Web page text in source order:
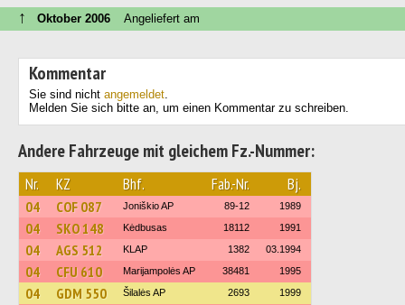
↑ Oktober 2006 Angeliefert am
Kommentar
Sie sind nicht angemeldet.
Melden Sie sich bitte an, um einen Kommentar zu schreiben.
Andere Fahrzeuge mit gleichem Fz.-Nummer:
Nr. KZ Bhf. Fab.-Nr. Bj.
04 COF 087 Joniškio AP 89-12 1989
04 SKO 148 Kėdbusas 18112 1991
04 AGS 512 KLAP 1382 03.1994
04 CFU 610 Marijampolės AP 38481 1995
04 GDM 550 Šilalės AP 2693 1999